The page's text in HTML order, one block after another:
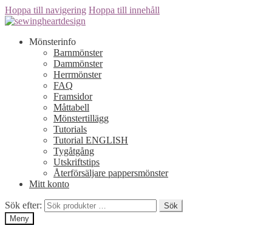
Hoppa till navigering Hoppa till innehåll
Mönsterinfo
Barnmönster
Dammönster
Herrmönster
FAQ
Framsidor
Måttabell
Mönstertillägg
Tutorials
Tutorial ENGLISH
Tygåtgång
Utskriftstips
Återförsäljare pappersmönster
Mitt konto
Sök efter:
Sök
Meny